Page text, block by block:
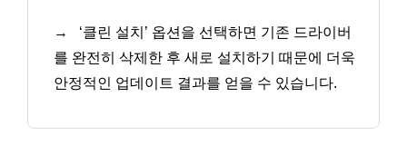
→
‘클린 설치’ 옵션을 선택하면 기존 드라이버
를 완전히 삭제한 후 새로 설치하기 때문에 더욱
안정적인 업데이트 결과를 얻을 수 있습니다.